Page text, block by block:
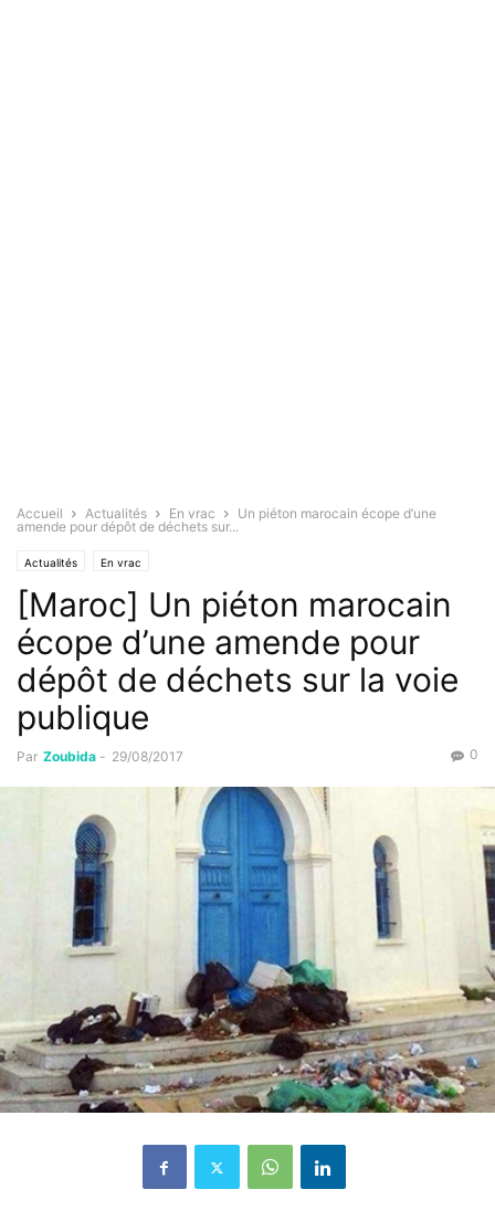
Accueil Actualités En vrac
Un piéton marocain écope d’une
amende pour dépôt de déchets sur...
Actualités En vrac
[Maroc] Un piéton marocain
écope d’une amende pour
dépôt de déchets sur la voie
publique
Par Zoubida - 29/08/2017 0